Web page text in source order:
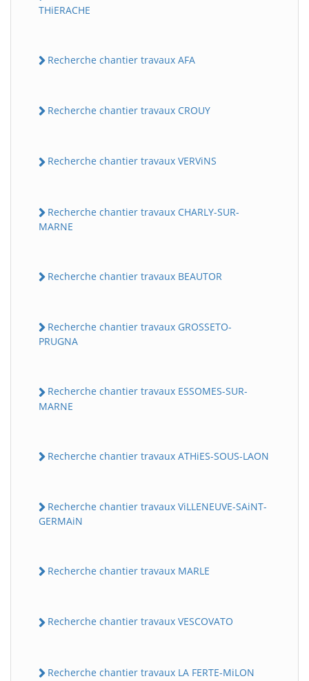
THiERACHE
Recherche chantier travaux AFA
Recherche chantier travaux CROUY
Recherche chantier travaux VERViNS
Recherche chantier travaux CHARLY-SUR-
MARNE
Recherche chantier travaux BEAUTOR
Recherche chantier travaux GROSSETO-
PRUGNA
Recherche chantier travaux ESSOMES-SUR-
MARNE
Recherche chantier travaux ATHiES-SOUS-LAON
Recherche chantier travaux ViLLENEUVE-SAiNT-
GERMAiN
Recherche chantier travaux MARLE
Recherche chantier travaux VESCOVATO
Recherche chantier travaux LA FERTE-MiLON